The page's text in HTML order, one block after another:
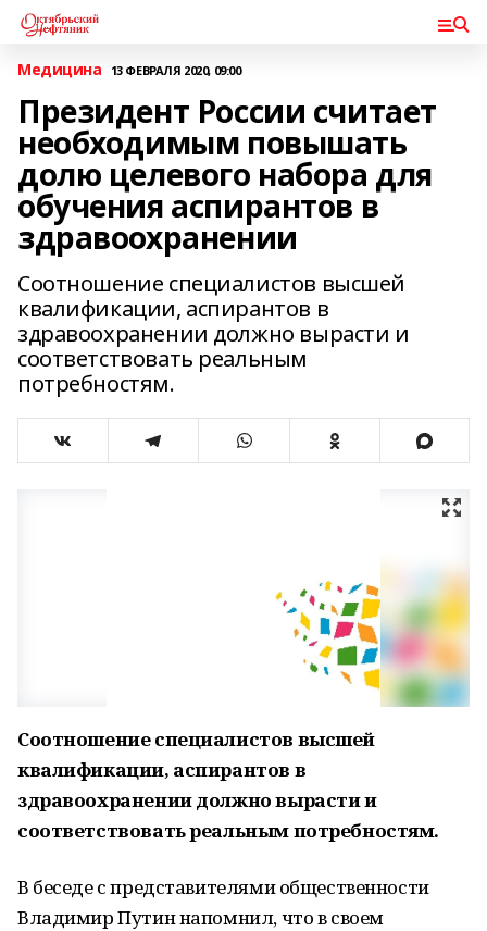
Медицина 13 ФЕВРАЛЯ 2020, 09:00
Президент России считает
необходимым повышать
долю целевого набора для
обучения аспирантов в
здравоохранении
Соотношение специалистов высшей
квалификации, аспирантов в
здравоохранении должно вырасти и
соответствовать реальным
потребностям.
Соотношение специалистов высшей
квалификации, аспирантов в
здравоохранении должно вырасти и
соответствовать реальным потребностям.
В беседе с представителями общественности
Владимир Путин напомнил, что в своем